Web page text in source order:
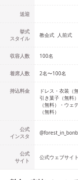
送迎
挙式
スタイル
教会式 人前式
収容人数 100名
着席人数 2名〜100名
持込料金
ドレス・衣装（
引き菓子（無料
（無料）・ウ
（無料）
公式
インスタ
@
公式
サイト
公式ウェブサイ